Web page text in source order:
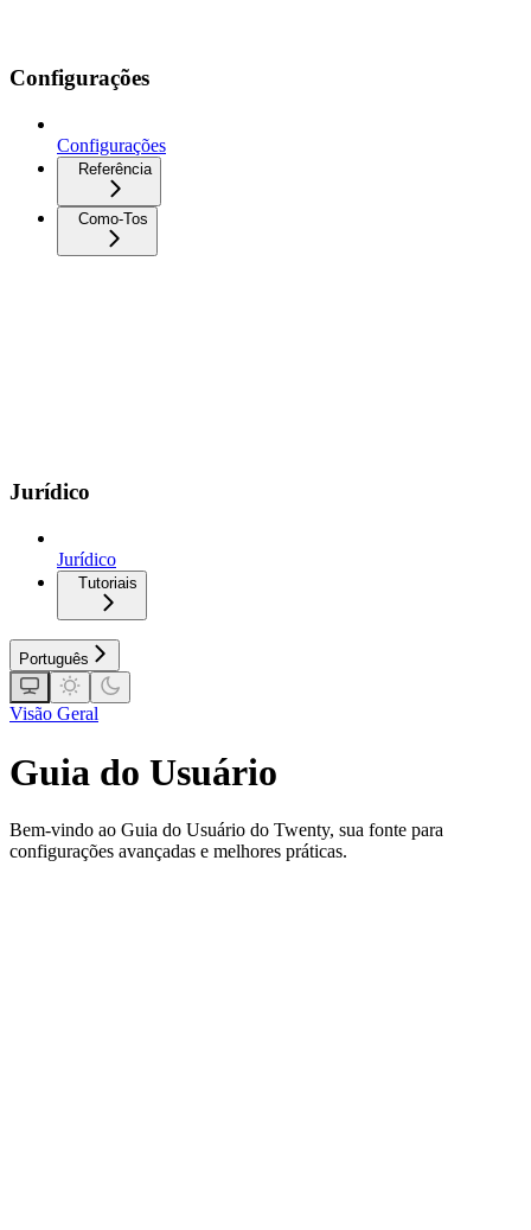
Configurações
Configurações
Referência
Como-Tos
Jurídico
Jurídico
Tutoriais
Português
Visão Geral
Guia do Usuário
Bem-vindo ao Guia do Usuário do Twenty, sua fonte para
configurações avançadas e melhores práticas.